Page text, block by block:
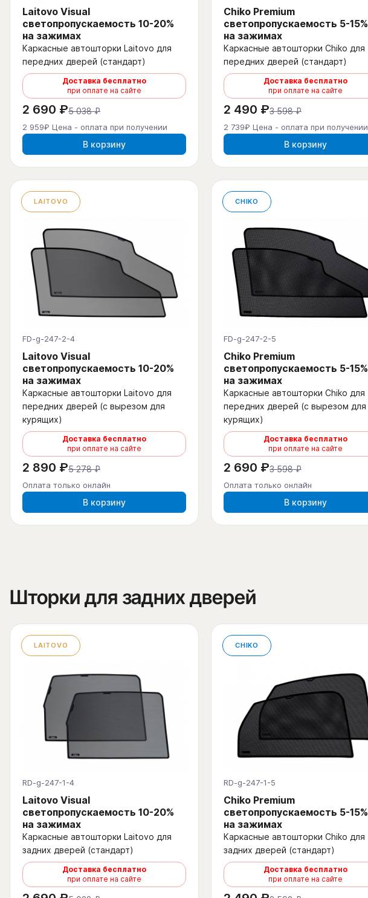
Laitovo Visual
светопропускаемость 10-20%
на зажимах
Каркасные автошторки Laitovo для
передних дверей (стандарт)
Доставка бесплатно
при оплате на сайте
2 690 ₽5 038 ₽
2 959₽ Цена - оплата при получении
В корзину
Chiko Premium
светопропускаемость 5-15%
на зажимах
Каркасные автошторки Chiko для
передних дверей (стандарт)
Доставка бесплатно
при оплате на сайте
2 490 ₽3 598 ₽
2 739₽ Цена - оплата при получении
В корзину
LAITOVO
FD-g-247-2-4
Laitovo Visual
светопропускаемость 10-20%
на зажимах
Каркасные автошторки Laitovo для
передних дверей (с вырезом для
курящих)
Доставка бесплатно
при оплате на сайте
2 890 ₽5 278 ₽
Оплата только онлайн
В корзину
CHIKO
FD-g-247-2-5
Chiko Premium
светопропускаемость 5-15%
на зажимах
Каркасные автошторки Chiko для
передних дверей (с вырезом для
курящих)
Доставка бесплатно
при оплате на сайте
2 690 ₽3 598 ₽
Оплата только онлайн
В корзину
Шторки для задних дверей
LAITOVO
RD-g-247-1-4
Laitovo Visual
светопропускаемость 10-20%
на зажимах
Каркасные автошторки Laitovo для
задних дверей (стандарт)
Доставка бесплатно
при оплате на сайте
CHIKO
RD-g-247-1-5
Chiko Premium
светопропускаемость 5-15%
на зажимах
Каркасные автошторки Chiko для
задних дверей (стандарт)
Доставка бесплатно
при оплате на сайте